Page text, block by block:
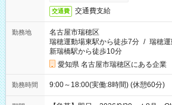
交通費 交通費支給
勤務地
名古屋市瑞穂区
瑞穂運動場東駅から徒歩7分 / 瑞穂
新瑞橋駅から徒歩10分
愛知県 名古屋市瑞穂区にある企業
勤務時間 9:00～18:00(実働:8時間) (休憩60分)